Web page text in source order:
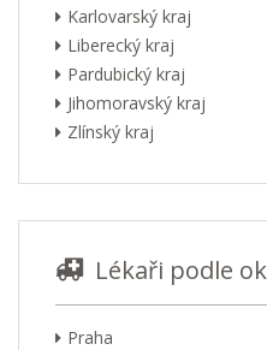
Karlovarský kraj
Liberecký kraj
Pardubický kraj
Jihomoravský kraj
Zlínský kraj
Lékaři podle
Praha